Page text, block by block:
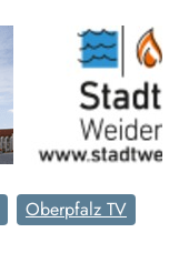
Oberpfalz TV